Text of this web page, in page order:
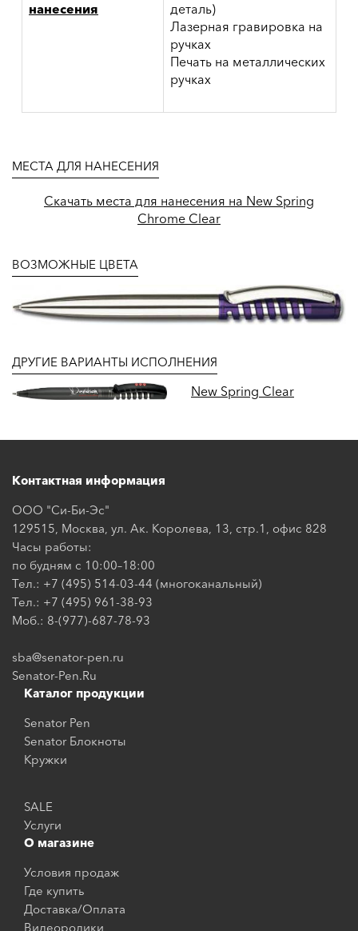
нанесения
деталь)
Лазерная гравировка на
ручках
Печать на металлических
ручках
МЕСТА ДЛЯ НАНЕСЕНИЯ
Скачать места для нанесения на New Spring
Chrome Clear
ВОЗМОЖНЫЕ ЦВЕТА
ДРУГИЕ ВАРИАНТЫ ИСПОЛНЕНИЯ
New Spring Clear
Контактная информация
ООО "Си-Би-Эс"
129515, Москва, ул. Ак. Королева, 13, стр.1, офис 828
Часы работы:
по будням с 10:00–18:00
Тел.: +7 (495) 514-03-44 (многоканальный)
Тел.: +7 (495) 961-38-93
Моб.: 8-(977)-687-78-93
sba@senator-pen.ru
Senator-Pen.Ru
Каталог продукции
Senator Pen
Senator Блокноты
Кружки
SALE
Услуги
О магазине
Условия продаж
Где купить
Доставка/Оплата
Видеоролики